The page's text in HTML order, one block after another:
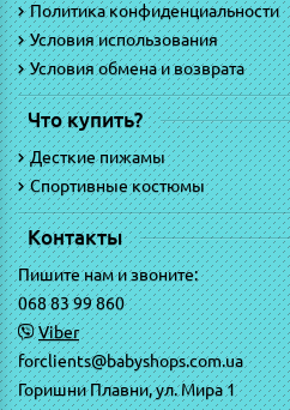
Политика конфиденциальности
Условия использования
Условия обмена и возврата
Что купить?
Десткие пижамы
Спортивные костюмы
Контакты
Пишите нам и звоните:
068 83 99 860
Viber
forclients@babyshops.com.ua
Горишни Плавни, ул. Мира 1